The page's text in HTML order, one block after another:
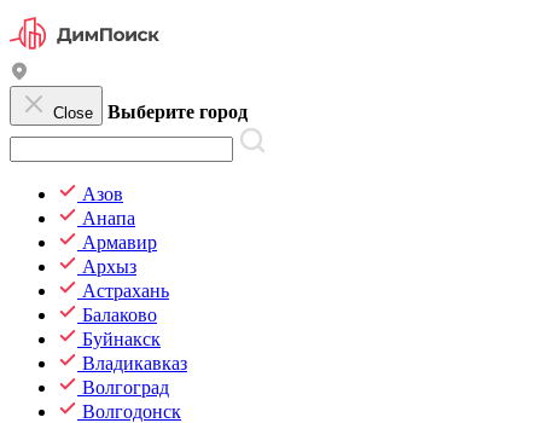
Close Выберите город
Азов
Анапа
Армавир
Архыз
Астрахань
Балаково
Буйнакск
Владикавказ
Волгоград
Волгодонск